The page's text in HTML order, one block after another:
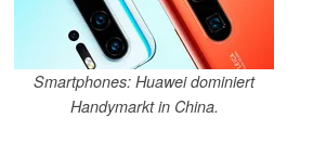
Smartphones: Huawei dominiert
Handymarkt in China.